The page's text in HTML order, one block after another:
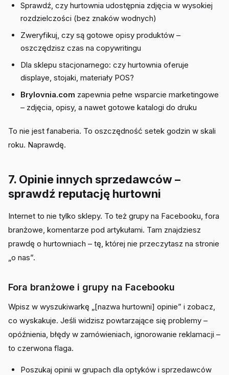
Sprawdź, czy hurtownia udostępnia zdjęcia w wysokiej
rozdzielczości (bez znaków wodnych)
Zweryfikuj, czy są gotowe opisy produktów –
oszczędzisz czas na copywritingu
Dla sklepu stacjonarnego: czy hurtownia oferuje
displaye, stojaki, materiały POS?
Brylovnia.com zapewnia pełne wsparcie marketingowe
– zdjęcia, opisy, a nawet gotowe katalogi do druku
To nie jest fanaberia. To oszczędność setek godzin w skali
roku. Naprawdę.
7. Opinie innych sprzedawców –
sprawdź reputację hurtowni
Internet to nie tylko sklepy. To też grupy na Facebooku, fora
branżowe, komentarze pod artykułami. Tam znajdziesz
prawdę o hurtowniach – tę, której nie przeczytasz na stronie
„o nas”.
Fora branżowe i grupy na Facebooku
Wpisz w wyszukiwarkę „[nazwa hurtowni] opinie” i zobacz,
co wyskakuje. Jeśli widzisz powtarzające się problemy –
opóźnienia, błędy w zamówieniach, ignorowanie reklamacji –
to czerwona flaga.
Poszukaj opinii w grupach dla optyków i sprzedawców